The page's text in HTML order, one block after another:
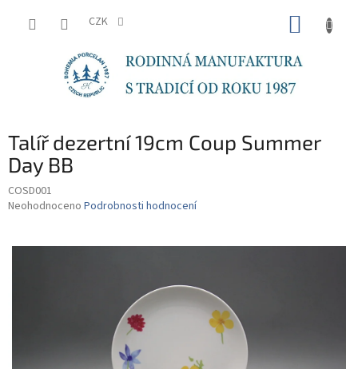
CZK
Talíř dezertní 19cm Coup Summer
Day BB
COSD001
Průměrné
je
Neohodnoceno Podrobnosti hodnocení